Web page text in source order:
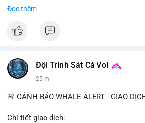
$btc $eth
#vlikevn #titanbot
Đọc thêm
Đội Trinh Sát Cá Voi
25 m
🚨 CẢNH BÁO WHALE ALERT - GIAO
Chi tiết giao dịch: